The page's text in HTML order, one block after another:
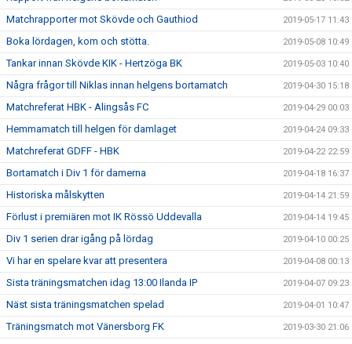
Matchrapporter mot Skövde och Gauthiod 2019-05-17 11:43
Boka lördagen, kom och stötta. 2019-05-08 10:49
Tankar innan Skövde KIK - Hertzöga BK 2019-05-03 10:40
Några frågor till Niklas innan helgens bortamatch 2019-04-30 15:18
Matchreferat HBK - Alingsås FC 2019-04-29 00:03
Hemmamatch till helgen för damlaget 2019-04-24 09:33
Matchreferat GDFF - HBK 2019-04-22 22:59
Bortamatch i Div 1 för damerna 2019-04-18 16:37
Historiska målskytten 2019-04-14 21:59
Förlust i premiären mot IK Rössö Uddevalla 2019-04-14 19:45
Div 1 serien drar igång på lördag 2019-04-10 00:25
Vi har en spelare kvar att presentera 2019-04-08 00:13
Sista träningsmatchen idag 13:00 Ilanda IP 2019-04-07 09:23
Näst sista träningsmatchen spelad 2019-04-01 10:47
Träningsmatch mot Vänersborg FK 2019-03-30 21:06